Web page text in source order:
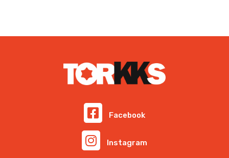
Facebook
Instagram